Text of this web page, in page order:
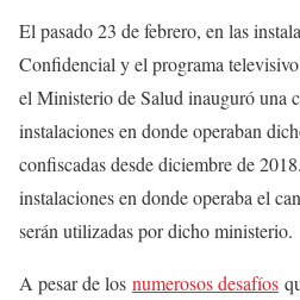
El pasado 23 de febrero, en las
Confidencial y el programa
el Ministerio de Salud inauguró una
instalaciones en donde operaban
confiscadas desde diciembre de
instalaciones en donde operaba el
serán utilizadas por dicho ministerio.
A pesar de los numerosos desafíos